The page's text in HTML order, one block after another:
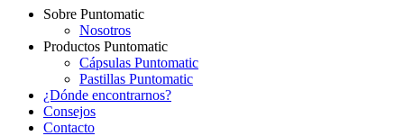
Close
Sobre Puntomatic
Nosotros
Productos Puntomatic
Cápsulas Puntomatic
Pastillas Puntomatic
¿Dónde encontrarnos?
Consejos
Contacto